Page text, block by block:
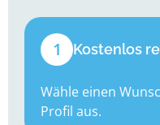
1 Kostenlos
Wähle einen
Profil aus.